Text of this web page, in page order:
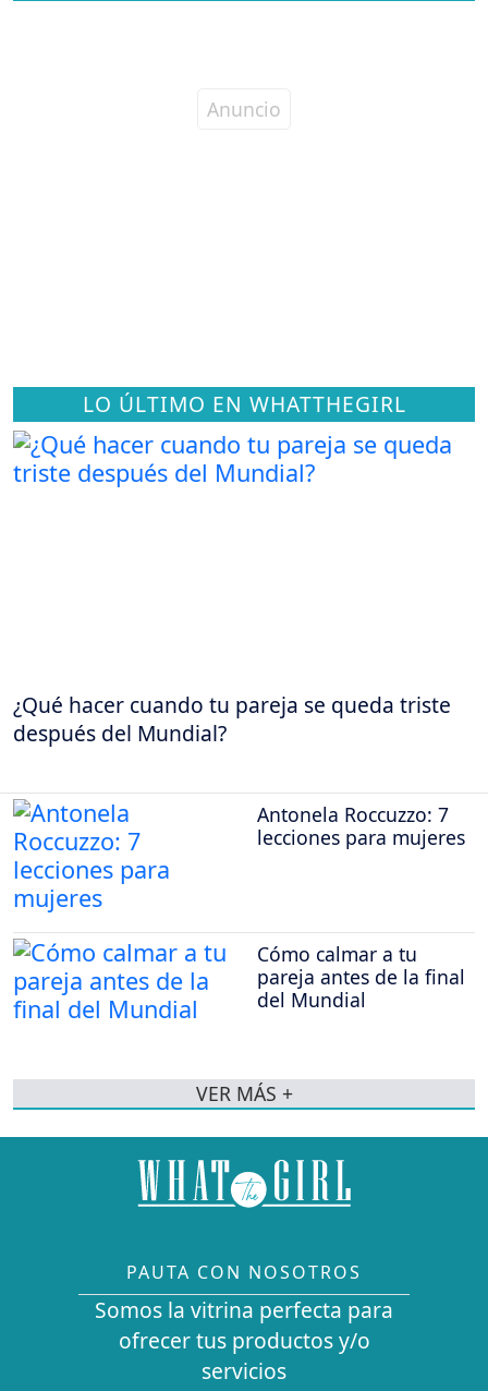
LO ÚLTIMO EN WHATTHEGIRL
¿Qué hacer cuando tu pareja se queda triste
después del Mundial?
Antonela Roccuzzo: 7
lecciones para mujeres
Cómo calmar a tu
pareja antes de la final
del Mundial
VER MÁS +
PAUTA CON NOSOTROS
Somos la vitrina perfecta para
ofrecer tus productos y/o
servicios